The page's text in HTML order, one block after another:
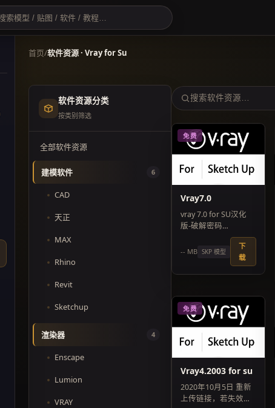
首页/软件资源 · Vray for Su
软件资源分类
按类别筛选
全部软件资源
建模软件 6
CAD
天正
MAX
Rhino
Revit
Sketchup
渲染器 4
Enscape
Lumion
VRAY
免费
Vray7.0
vray 7.0 for SU汉化
版-破解密码
-- MB SKP 模型
下
载
免费
Vray4.2003 for su
2020年10月5日 重新
上传链接，若失效请